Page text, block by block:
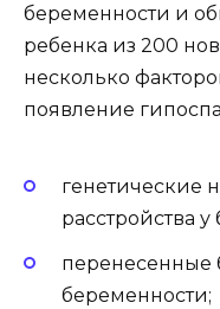
беременности и
ребенка из 200
несколько
появление
генетические
расстройства
перенесенные
беременности;